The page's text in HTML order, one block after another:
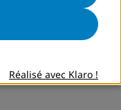
Réalisé avec Klaro !